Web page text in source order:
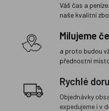
Váš čas a
naše kvalitní
Milujeme
a proto budou
přednostní
Rychlé
Objednávky
expedujeme i v